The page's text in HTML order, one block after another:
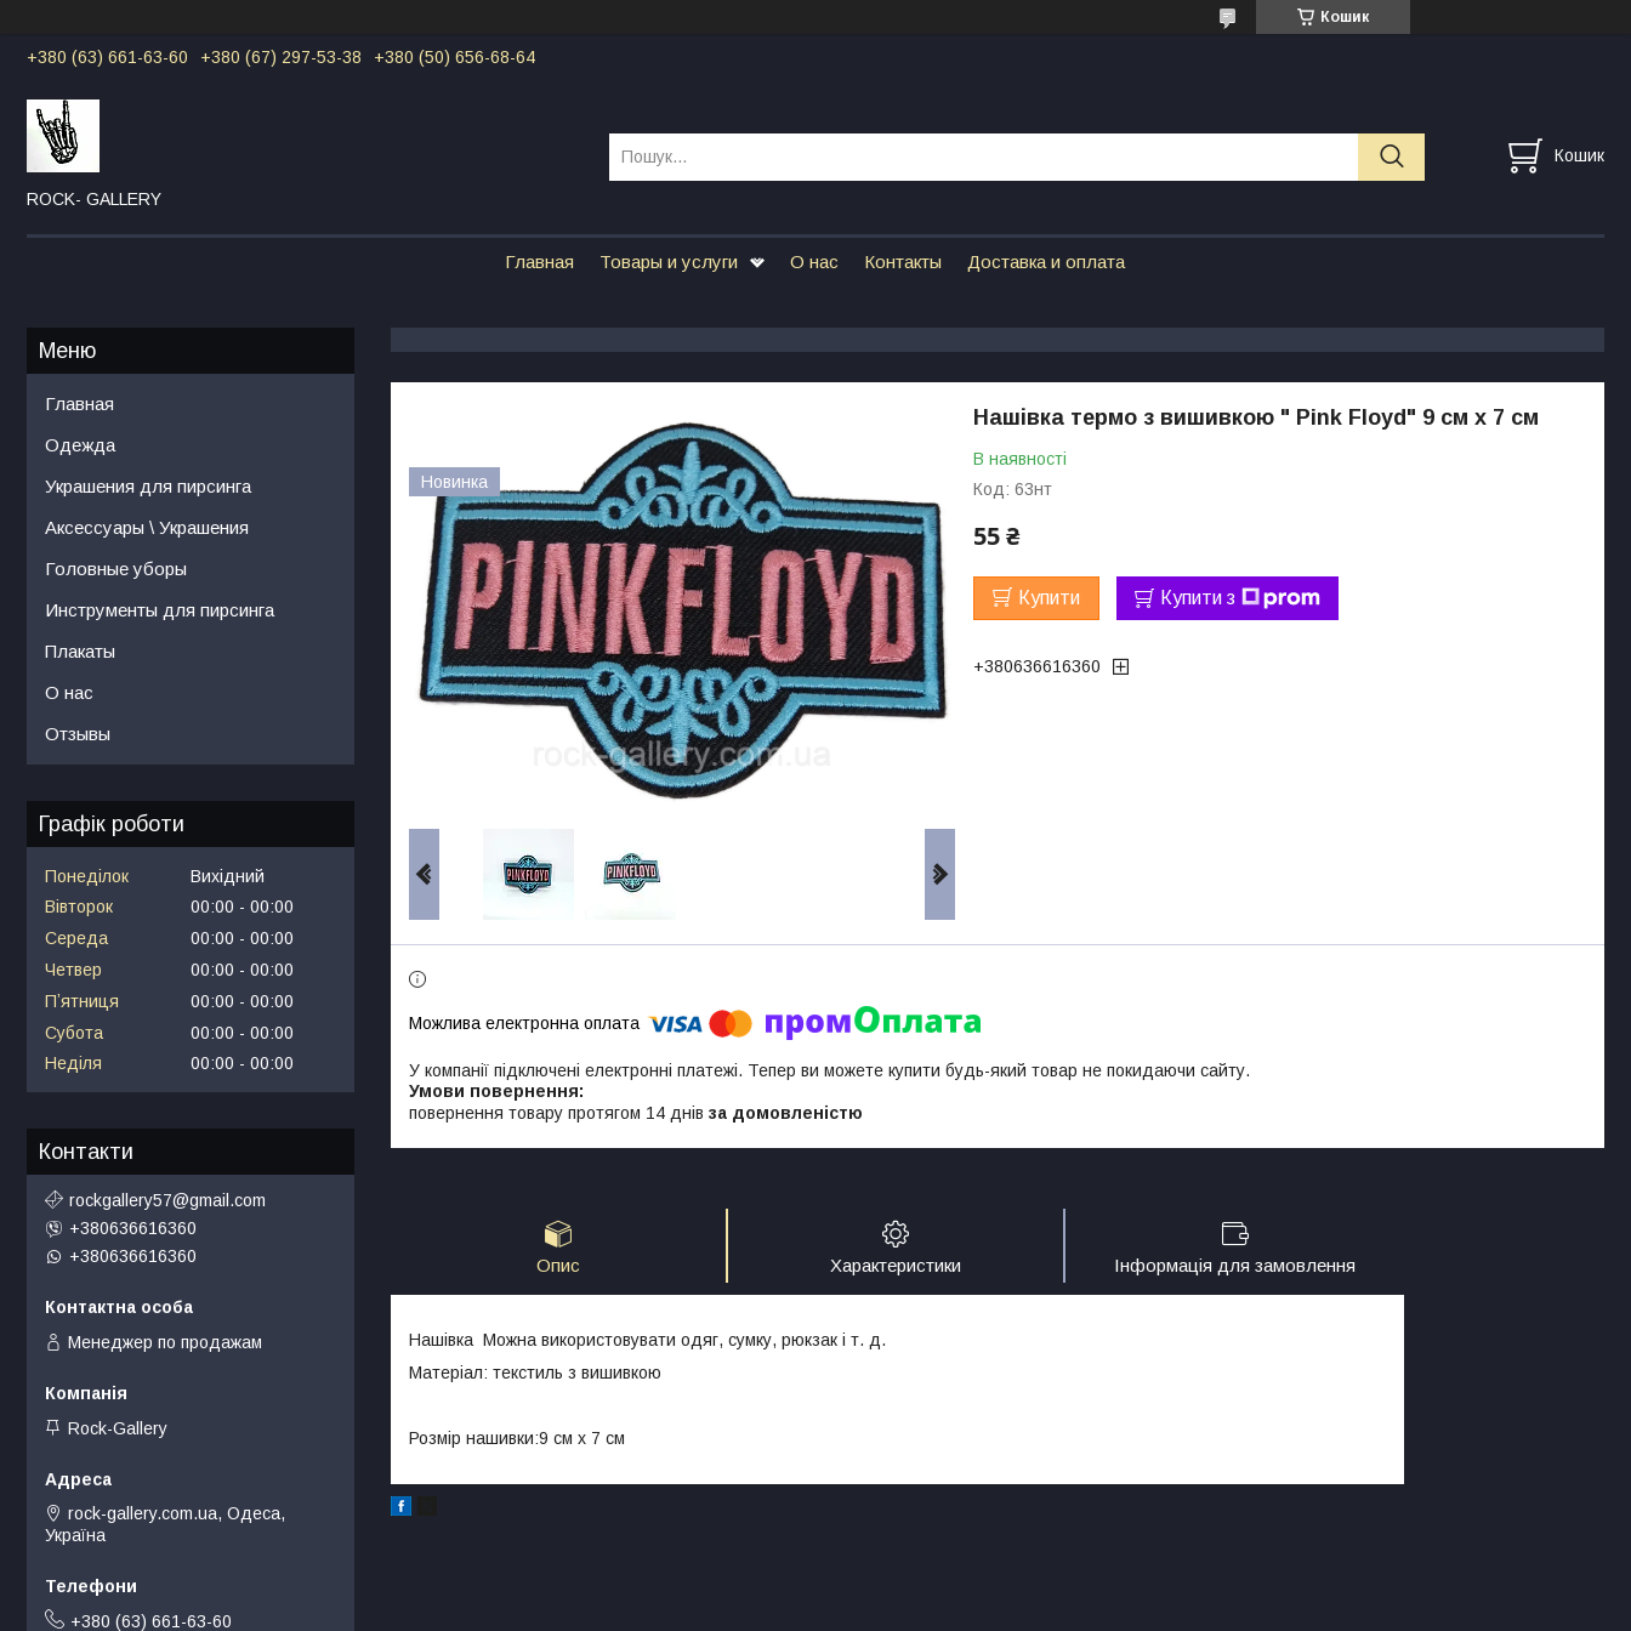
Кошик
+380 (63) 661-63-60 +380 (67) 297-53-38 +380 (50) 656-68-64
ROCK- GALLERY
Кошик
Главная Товары и услуги О нас Контакты Доставка и оплата
Новинка
Нашівка термо з вишивкою " Pink Floyd" 9 см х 7 см
В наявності
Код: 63нт
55 ₴
Купити Купити з
+380636616360
У компанії підключені електронні платежі. Тепер ви можете купити будь-який товар не покидаючи сайту.
повернення товару протягом 14 днів за домовленістю
Опис Характеристики Інформація для замовлення
Нашівка Можна використовувати одяг, сумку, рюкзак і т. д.
Матеріал: текстиль з вишивкою
Розмір нашивки:9 см x 7 см
Главная
Одежда
Украшения для пирсинга
Аксессуары \ Украшения
Головные уборы
Инструменты для пирсинга
Плакаты
О нас
Отзывы
Графік роботи
Понеділок
Вихідний
Вівторок
00:00
00:00
Середа
00:00
00:00
Четвер
00:00
00:00
Пʼятниця
00:00
00:00
Субота
00:00
00:00
Неділя
00:00 00:00
Контакти
rockgallery57@gmail.com
+380636616360
+380636616360
Менеджер по продажам
Rock-Gallery
rock-gallery.com.ua, Одеса,
Україна
+380 (63) 661-63-60